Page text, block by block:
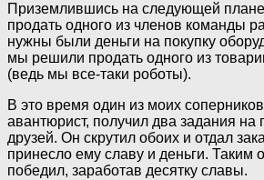
Приземлившись на следующей
продать одного из членов команды
нужны были деньги на покупку
мы решили продать одного из
(ведь мы все-таки роботы).
В это время один из моих
авантюрист, получил два задания на
друзей. Он скрутил обоих и отдал
принесло ему славу и деньги. Таким
победил, заработав десятку славы.